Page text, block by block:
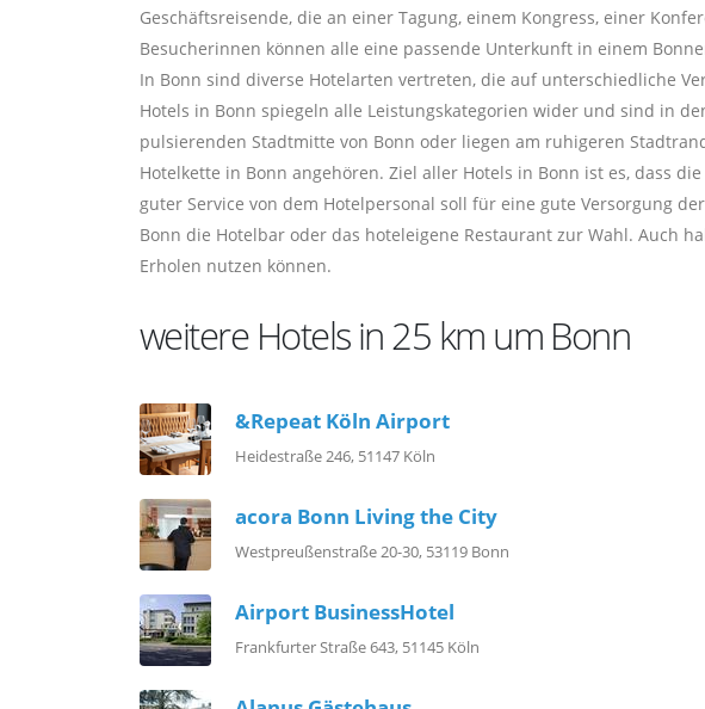
Geschäftsreisende, die an einer Tagung, einem Kongress, einer
Besucherinnen können alle eine passende Unterkunft in einem
In Bonn sind diverse Hotelarten vertreten, die auf unterschiedliche
Hotels in Bonn spiegeln alle Leistungskategorien wider und sind in
pulsierenden Stadtmitte von Bonn oder liegen am ruhigeren
Hotelkette in Bonn angehören. Ziel aller Hotels in Bonn ist es, dass
guter Service von dem Hotelpersonal soll für eine gute Versorgung
Bonn die Hotelbar oder das hoteleigene Restaurant zur Wahl. Auch
Erholen nutzen können.
weitere Hotels in 25 km um Bonn
&Repeat Köln Airport
Heidestraße 246, 51147 Köln
acora Bonn Living the City
Westpreußenstraße 20-30, 53119 Bonn
Airport BusinessHotel
Frankfurter Straße 643, 51145 Köln